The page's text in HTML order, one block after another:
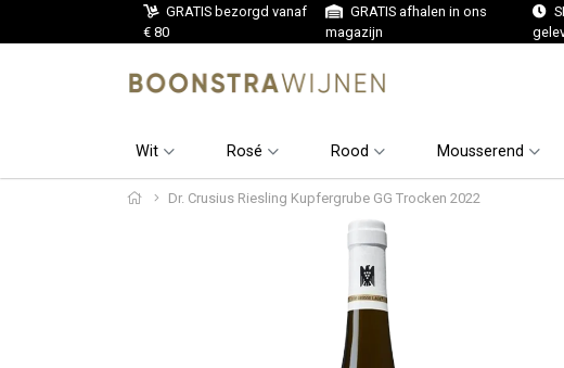
GRATIS bezorgd vanaf
€ 80
GRATIS afhalen in ons
magazijn
Wit Rosé Rood Mousserend
Dr. Crusius Riesling Kupfergrube GG Trocken 2022